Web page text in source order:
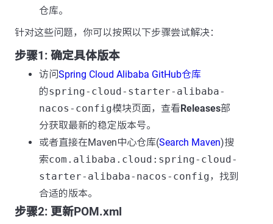
仓库。
针对这些问题，你可以按照以下步骤尝试解决：
步骤1: 确定具体版本
访问Spring Cloud Alibaba GitHub仓库
的spring-cloud-starter-alibaba-
nacos-config模块页面，查看Releases部
分获取最新的稳定版本号。
或者直接在Maven中心仓库(Search Maven)搜
索com.alibaba.cloud:spring-cloud-
starter-alibaba-nacos-config，找到
合适的版本。
步骤2: 更新POM.xml